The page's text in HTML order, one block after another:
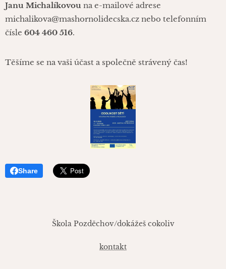
Janu Michalíkovou na e-mailové adrese
michalikova@mashornolidecska.cz nebo telefonním
čísle 604 460 516.
Těšíme se na vaši účast a společně strávený čas!
Share
Škola Pozděchov/dokážeš cokoliv
kontakt